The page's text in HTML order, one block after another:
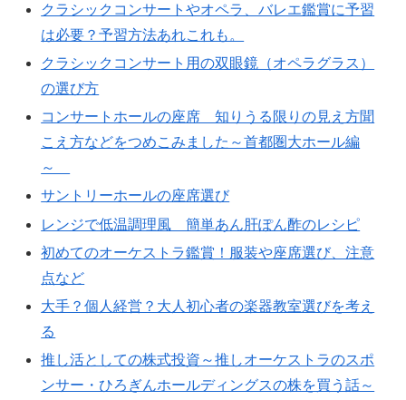
クラシックコンサートやオペラ、バレエ鑑賞に予習
は必要？予習方法あれこれも。
クラシックコンサート用の双眼鏡（オペラグラス）
の選び方
コンサートホールの座席 知りうる限りの見え方聞
こえ方などをつめこみました～首都圏大ホール編
～
サントリーホールの座席選び
レンジで低温調理風 簡単あん肝ぽん酢のレシピ
初めてのオーケストラ鑑賞！服装や座席選び、注意
点など
大手？個人経営？大人初心者の楽器教室選びを考え
る
推し活としての株式投資～推しオーケストラのスポ
ンサー・ひろぎんホールディングスの株を買う話～